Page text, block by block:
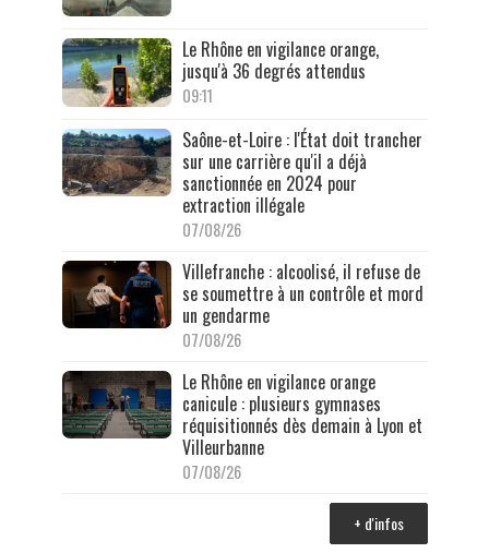
Le Rhône en vigilance orange,
jusqu'à 36 degrés attendus
09:11
Saône-et-Loire : l'État doit trancher
sur une carrière qu'il a déjà
sanctionnée en 2024 pour
extraction illégale
07/08/26
Villefranche : alcoolisé, il refuse de
se soumettre à un contrôle et mord
un gendarme
07/08/26
Le Rhône en vigilance orange
canicule : plusieurs gymnases
réquisitionnés dès demain à Lyon et
Villeurbanne
07/08/26
+ d'infos